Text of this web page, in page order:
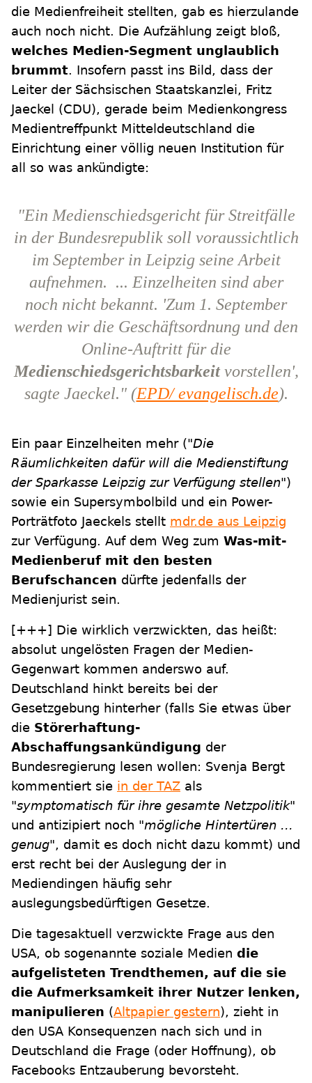
die Medienfreiheit stellten, gab es hierzulande
auch noch nicht. Die Aufzählung zeigt bloß,
welches Medien-Segment unglaublich
brummt. Insofern passt ins Bild, dass der
Leiter der Sächsischen Staatskanzlei, Fritz
Jaeckel (CDU), gerade beim Medienkongress
Medientreffpunkt Mitteldeutschland die
Einrichtung einer völlig neuen Institution für
all so was ankündigte:
"Ein Medienschiedsgericht für Streitfälle
in der Bundesrepublik soll voraussichtlich
im September in Leipzig seine Arbeit
aufnehmen. ... Einzelheiten sind aber
noch nicht bekannt. 'Zum 1. September
werden wir die Geschäftsordnung und den
Online-Auftritt für die
Medienschiedsgerichtsbarkeitvorstellen',
sagte Jaeckel." (EPD/ evangelisch.de).
Ein paar Einzelheiten mehr ("Die
Räumlichkeiten dafür will die Medienstiftung
der Sparkasse Leipzig zur Verfügung stellen")
sowie ein Supersymbolbild und ein Power-
Porträtfoto Jaeckels stellt mdr.de aus Leipzig
zur Verfügung. Auf dem Weg zum Was-mit-
Medienberuf mit den besten
Berufschancen dürfte jedenfalls der
Medienjurist sein.
[+++] Die wirklich verzwickten, das heißt:
absolut ungelösten Fragen der Medien-
Gegenwart kommen anderswo auf.
Deutschland hinkt bereits bei der
Gesetzgebung hinterher (falls Sie etwas über
die Störerhaftung-
Abschaffungsankündigung der
Bundesregierung lesen wollen: Svenja Bergt
kommentiert sie in der TAZ als
"symptomatisch für ihre gesamte Netzpolitik"
und antizipiert noch "mögliche Hintertüren ...
genug", damit es doch nicht dazu kommt) und
erst recht bei der Auslegung der in
Mediendingen häufig sehr
auslegungsbedürftigen Gesetze.
Die tagesaktuell verzwickte Frage aus den
USA, ob sogenannte soziale Medien die
aufgelisteten Trendthemen, auf die sie
die Aufmerksamkeit ihrer Nutzer lenken,
manipulieren (Altpapier gestern), zieht in
den USA Konsequenzen nach sich und in
Deutschland die Frage (oder Hoffnung), ob
Facebooks Entzauberung bevorsteht.